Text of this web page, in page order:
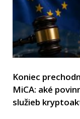
Koniec
MiCA: aké
služieb